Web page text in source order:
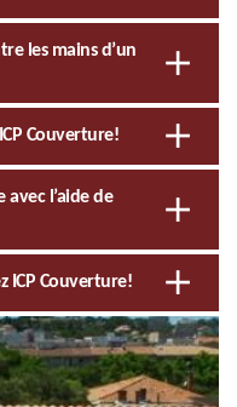
les mains d’un
Couverture!
l’aide de
ICP Couverture!